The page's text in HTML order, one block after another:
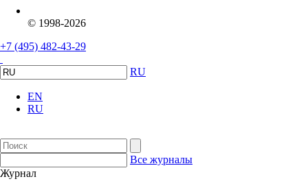
© 1998-2026
+7 (495) 482-43-29
RU
EN
RU
Все журналы
Журнал